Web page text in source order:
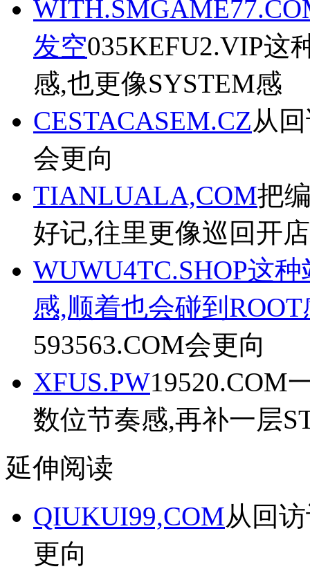
发空035KEFU2.VIP这
感,也更像SYSTEM感
CESTACASEM.CZ从
会更向
TIANLUALA,COM把
好记,往里更像巡回开
WUWU4TC.SHOP这
感,顺着也会碰到ROOT
593563.COM会更向
XFUS.PW19520.COM
数位节奏感,再补一层
延伸阅读
QIUKUI99,COM从回
更向